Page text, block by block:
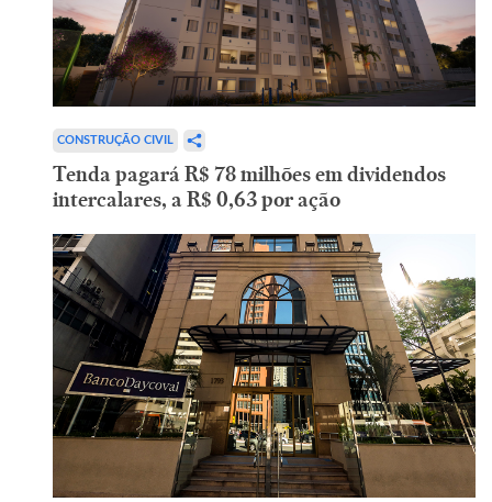
CONSTRUÇÃO CIVIL
Tenda pagará R$ 78 milhões em dividendos
intercalares, a R$ 0,63 por ação